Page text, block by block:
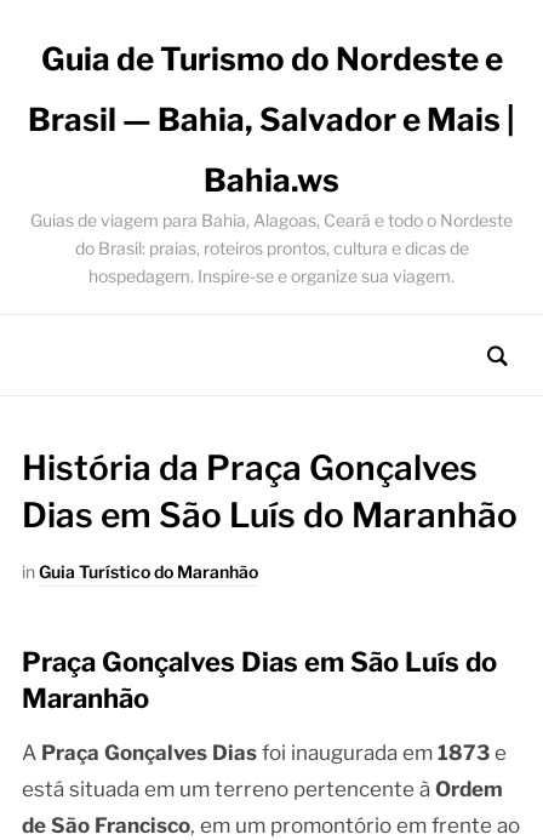
Guia de Turismo do Nordeste e
Brasil — Bahia, Salvador e Mais |
Bahia.ws
Guias de viagem para Bahia, Alagoas, Ceará e todo o Nordeste
do Brasil: praias, roteiros prontos, cultura e dicas de
hospedagem. Inspire-se e organize sua viagem.
História da Praça Gonçalves
Dias em São Luís do Maranhão
inGuia Turístico do Maranhão
Praça Gonçalves Dias em São Luís do
Maranhão
A Praça Gonçalves Diasfoi inaugurada em 1873e
está situada em um terreno pertencente à Ordem
de São Francisco, em um promontório em frente ao